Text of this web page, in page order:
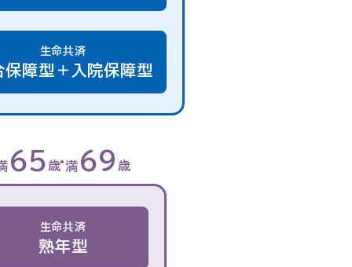
生命共済
保障型＋入院保障型
65 歳 満 69 歳
生命共済
熟年型